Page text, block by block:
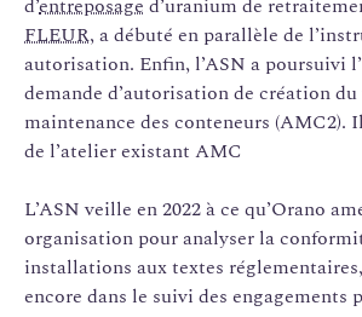
d’entreposage d’uranium de
FLEUR, a débuté en parallèle de
autorisation. Enfin, l’ASN a poursuivi
demande d’autorisation de création
maintenance des conteneurs (AMC2).
de l’atelier existant AMC
L’ASN veille en 2022 à ce qu’Orano
organisation pour analyser la
installations aux textes
encore dans le suivi des engagements